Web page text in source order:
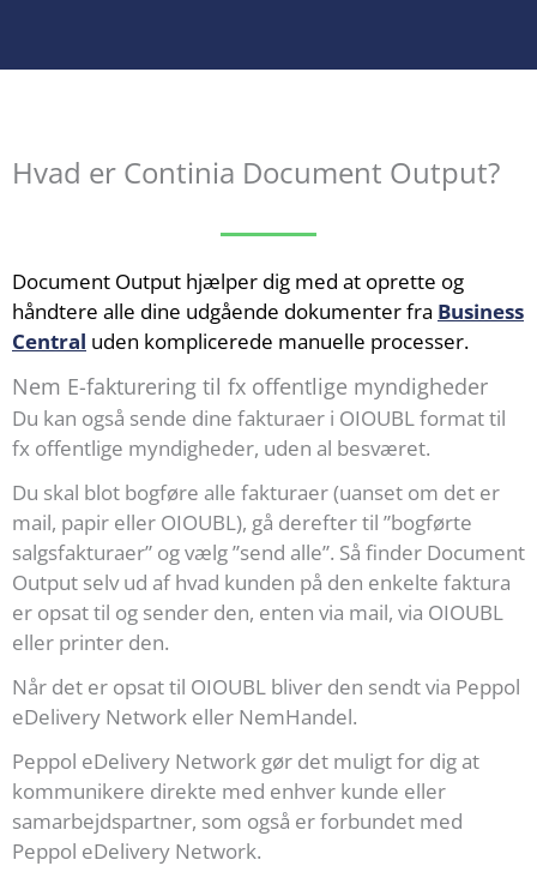
Hvad er Continia Document Output?
Document Output hjælper dig med at oprette og
håndtere alle dine udgående dokumenter fra Business
Central uden komplicerede manuelle processer.
Nem E-fakturering til fx offentlige myndigheder
Du kan også sende dine fakturaer i OIOUBL format til
fx offentlige myndigheder, uden al besværet.
Du skal blot bogføre alle fakturaer (uanset om det er
mail, papir eller OIOUBL), gå derefter til ”bogførte
salgsfakturaer” og vælg ”send alle”. Så finder Document
Output selv ud af hvad kunden på den enkelte faktura
er opsat til og sender den, enten via mail, via OIOUBL
eller printer den.
Når det er opsat til OIOUBL bliver den sendt via Peppol
eDelivery Network eller NemHandel.
Peppol eDelivery Network gør det muligt for dig at
kommunikere direkte med enhver kunde eller
samarbejdspartner, som også er forbundet med
Peppol eDelivery Network.